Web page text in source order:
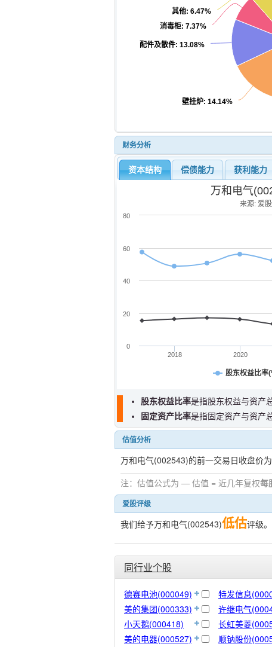
壁挂炉: 14.14%
配件及散件: 13.08%
消毒柜: 7.37%
其他: 6.47%
财务分析
资本结构 偿债能力 获利能力
万和电气
来源: 爱
股东权益比率
2018 2020
0
20
40
60
80
股东权益比率是指股东权益与资产
固定资产比率是指固定资产与资产
估值分析
万和电气(002543)的前一交易日收盘价为
注：估值公式为 — 估值 = 近几年复权每
爱股评级
我们给予万和电气(002543)低估评级。
同行业个股
德赛电池(000049)
特发信息
美的集团(000333)
许继电气
小天鹅(000418)
长虹美菱
美的电器(000527)
顺钠股份